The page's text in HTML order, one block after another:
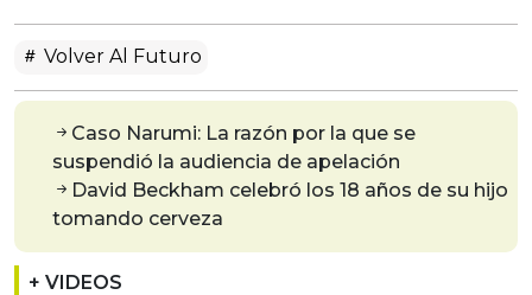
Volver Al Futuro
Caso Narumi: La razón por la que se
suspendió la audiencia de apelación
David Beckham celebró los 18 años de su hijo
tomando cerveza
+ VIDEOS